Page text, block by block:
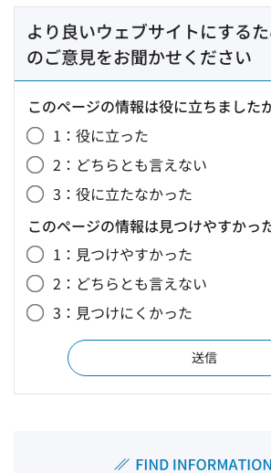
より良いウェブサイトにする
のご意見をお聞かせください
このページの情報は役に立ちました
1：役に立った
2：どちらとも言えない
3：役に立たなかった
このページの情報は見つけやすかっ
1：見つけやすかった
2：どちらとも言えない
3：見つけにくかった